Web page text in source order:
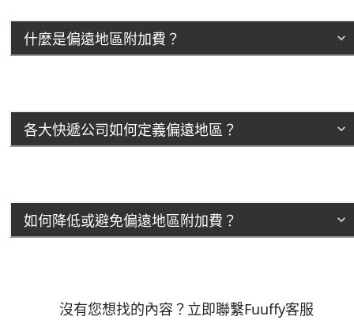
什麼是偏遠地區附加費？
各大快遞公司如何定義偏遠地區？
如何降低或避免偏遠地區附加費？
沒有您想找的內容？立即聯繫Fuuffy客服